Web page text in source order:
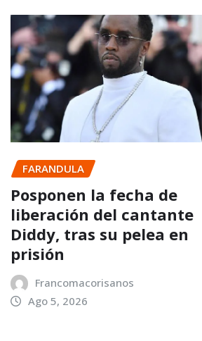
FARANDULA
Posponen la fecha de
liberación del cantante
Diddy, tras su pelea en
prisión
Francomacorisanos
Ago 5, 2026